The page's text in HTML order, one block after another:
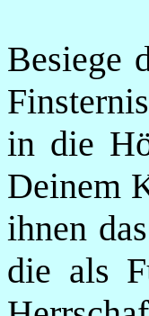
Besiege
in die
Deinem
ihnen
die als